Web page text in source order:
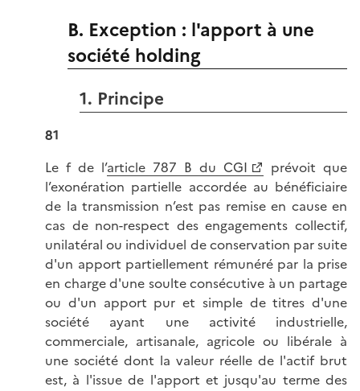
B. Exception : l'apport à une
société holding
1. Principe
81
Le f de l’article 787 B du CGI
prévoit que
l’exonération partielle accordée au bénéficiaire
de la transmission n’est pas remise en cause en
cas de non-respect des engagements collectif,
unilatéral ou individuel de conservation par suite
d'un apport partiellement rémunéré par la prise
en charge d'une soulte consécutive à un partage
ou d'un apport pur et simple de titres d'une
société ayant une activité industrielle,
commerciale, artisanale, agricole ou libérale à
une société dont la valeur réelle de l'actif brut
est, à l'issue de l'apport et jusqu'au terme des